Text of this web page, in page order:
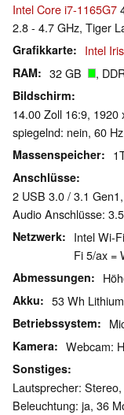
Intel Core i7-1165G7
2.8 - 4.7 GHz, Tiger
Grafikkarte Intel
RAM 32 GB ,
Bildschirm
14.00 Zoll 16:9,
spiegelnd: nein, 60 Hz
Massenspeicher
Anschlüsse
2 USB 3.0 / 3.1
Audio Anschlüsse:
Netzwerk
Intel Wi-
Fi 5/ax =
Abmessungen
Akku 53 Wh
Betriebssystem
Kamera Webcam:
Sonstiges
Lautsprecher:
Beleuchtung: ja, 36